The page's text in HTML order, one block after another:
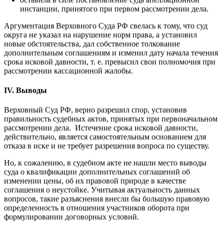
инстанции, принятого при первом рассмотрении дела.
Аргументация Верховного Суда РФ свелась к тому, что суд
округа не указал на нарушение норм права, а установил
новые обстоятельства, дал собственное толкование
дополнительным соглашениям и изменил дату начала течения
срока исковой давности, т. е. превысил свои полномочия при
рассмотрении кассационной жалобы.
IV. Выводы
Верховный Суд РФ, верно разрешил спор, установив
правильность судебных актов, принятых при первоначальном
рассмотрении дела. Истечение срока исковой давности,
действительно, является самостоятельным основанием для
отказа в иске и не требует разрешения вопроса по существу.
Но, к сожалению, в судебном акте не нашли место выводы
суда о квалификации дополнительных соглашений об
изменении цены, об их правовой природе в качестве
соглашения о неустойке. Учитывая актуальность данных
вопросов, такие разъяснения внесли бы большую правовую
определенность в отношения участников оборота при
формулировании договорных условий.